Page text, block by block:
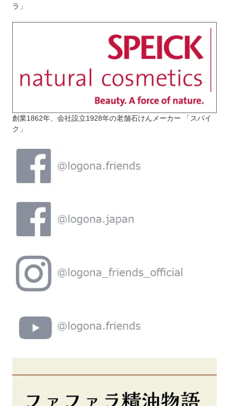
ラ」
創業1862年、会社設立1928年の老舗石けんメーカー 「スパイ
ク」